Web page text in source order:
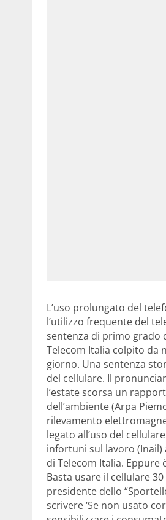
L’uso prolungato del
l’utilizzo frequente del
sentenza di primo grado
Telecom Italia colpito da
giorno. Una sentenza
del cellulare. Il
l’estate scorsa un
dell’ambiente (Arpa
rilevamento
legato all’uso del
infortuni sul lavoro
di Telecom Italia.
Basta usare il cellulare
presidente dello
scrivere ‘Se non usato